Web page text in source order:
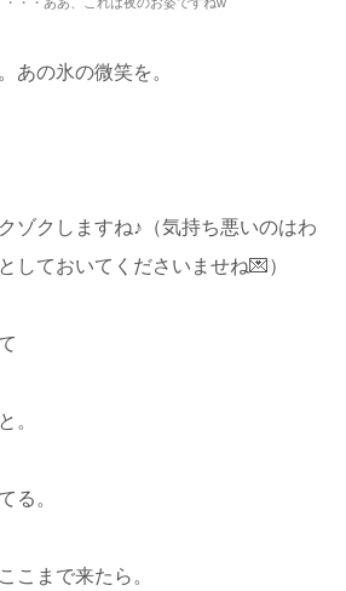
あの氷の微笑を。
ゾクしますね♪（気持ち悪いのはわ
しておいてくださいませね💌）
。
る。
こまで来たら。